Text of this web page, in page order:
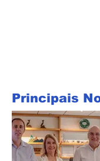
Principais